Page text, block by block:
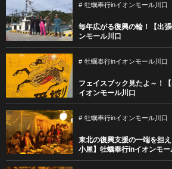
牡蠣奉行inイオンモール川口
毎年広がる復興の輪！【出
ンモール川口
牡蠣奉行inイオンモール川口
フェイスブック見たよ～！
イオンモール川口
牡蠣奉行inイオンモール川口
東北の復興支援の一端を担
小屋】牡蠣奉行inイオンモー